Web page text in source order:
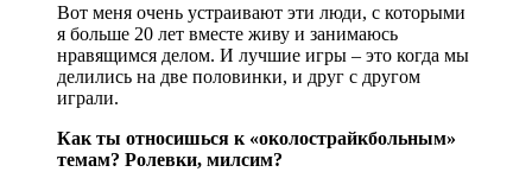
Вот меня очень устраивают эти люди, с которыми
я больше 20 лет вместе живу и занимаюсь
нравящимся делом. И лучшие игры – это когда мы
делились на две половинки, и друг с другом
играли.
Как ты относишься к «околострайкбольным»
темам? Ролевки, милсим?